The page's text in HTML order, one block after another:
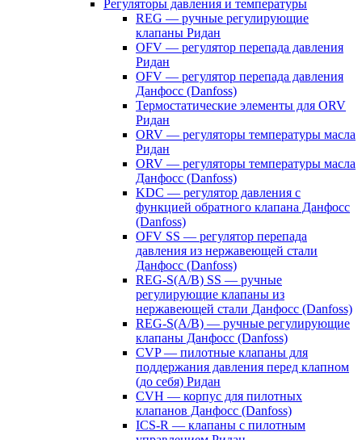
Регуляторы давления и температуры
REG — ручные регулирующие
клапаны Ридан
OFV — регулятор перепада давления
Ридан
OFV — регулятор перепада давления
Данфосс (Danfoss)
Термостатические элементы для ORV
Ридан
ORV — регуляторы температуры масла
Ридан
ORV — регуляторы температуры масла
Данфосс (Danfoss)
KDC — регулятор давления с
функцией обратного клапана Данфосс
(Danfoss)
OFV SS — регулятор перепада
давления из нержавеющей стали
Данфосс (Danfoss)
REG-S(A/B) SS — ручные
регулирующие клапаны из
нержавеющей стали Данфосс (Danfoss)
REG-S(A/B) — ручные регулирующие
клапаны Данфосс (Danfoss)
CVP — пилотные клапаны для
поддержания давления перед клапном
(до себя) Ридан
CVH — корпус для пилотных
клапанов Данфосс (Danfoss)
ICS-R — клапаны с пилотным